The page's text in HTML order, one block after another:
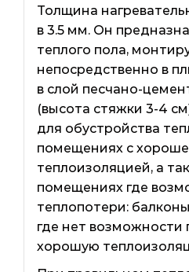
Толщина
в 3.5 мм. Он
теплого пола,
непосредственно в
в слой песчано-
(высота стяжки 3-4
для обустройства
помещениях с
теплоизоляцией, а
помещениях где
теплопотери:
где нет возможности
хорошую